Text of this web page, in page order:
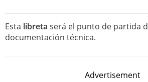
Esta libreta será el punto de partida
documentación técnica.
Advertisement